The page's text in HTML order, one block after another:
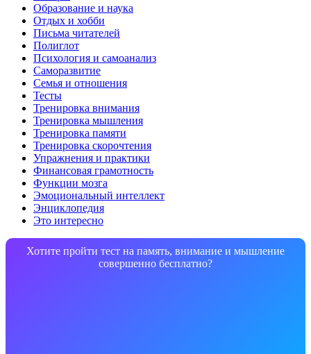
Образование и наука
Отдых и хобби
Письма читателей
Полиглот
Психология и самоанализ
Саморазвитие
Семья и отношения
Тесты
Тренировка внимания
Тренировка мышления
Тренировка памяти
Тренировка скорочтения
Упражнения и практики
Финансовая грамотность
Функции мозга
Эмоциональный интеллект
Энциклопедия
Это интересно
Хотите пройти тест на память, внимание и мышление
совершенно бесплатно?